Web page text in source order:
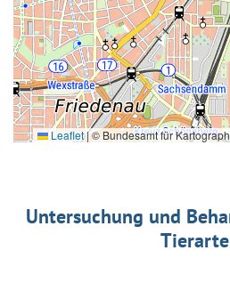
Leaflet|© Bundesamt für
Untersuchung und